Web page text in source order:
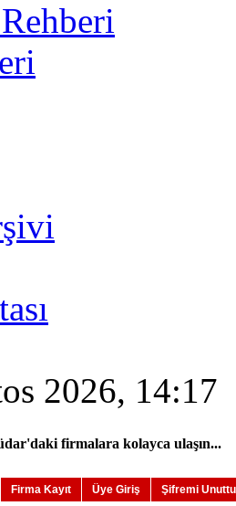
2026, 14:17
firmalara kolayca ulaşın...
Firma Kayıt Üye Giriş Şifremi